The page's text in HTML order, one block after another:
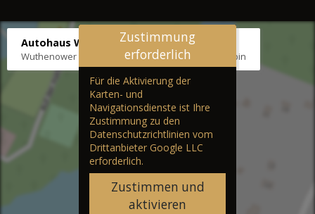
Autohaus Wernicke
Wuthenower Str. 12b, 16827 Neuruppin OT Alt Ruppin
Zustimmung
erforderlich
Für die Aktivierung der
Karten- und
Navigationsdienste ist Ihre
Zustimmung zu den
Datenschutzrichtlinien vom
Drittanbieter Google LLC
erforderlich.
Zustimmen und
aktivieren